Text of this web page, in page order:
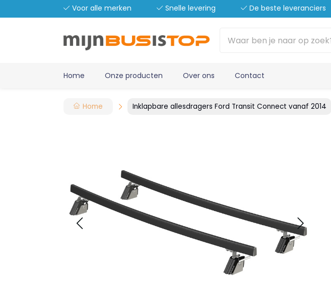
Voor alle merken Snelle levering De beste leveranciers
Home Onze producten Over ons Contact
Home Inklapbare allesdragers Ford Transit Connect vanaf 2014